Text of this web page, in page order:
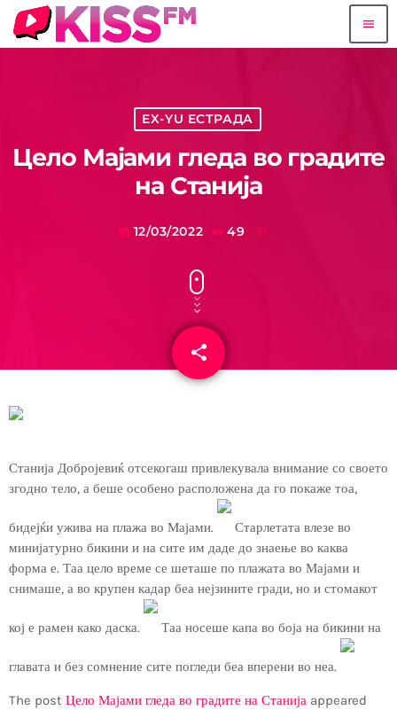
menu
EX-YU ЕСТРАДА
Цело Мајами гледа во градите
на Станија
today 12/03/2022 49
share
email
Станија Добројевиќ отсекогаш привлекувала внимание со своето
згодно тело, а беше особено расположена да го покаже тоа,
бидејќи ужива на плажа во Мајами.
Старлетата влезе во
минијатурно бикини и на сите им даде до знаење во каква
форма е. Таа цело време се шеташе по плажата во Мајами и
снимаше, а во крупен кадар беа нејзините гради, но и стомакот
кој е рамен како даска. Таа носеше капа во боја на бикини на
главата и без сомнение сите погледи беа вперени во неа.
The post Цело Мајами гледа во градите на Станија appeared